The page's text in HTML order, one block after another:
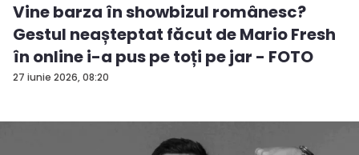
27 iunie 2026, 08:20
Vine barza în showbizul românesc?
Gestul neașteptat făcut de Mario Fresh
în online i-a pus pe toți pe jar - FOTO